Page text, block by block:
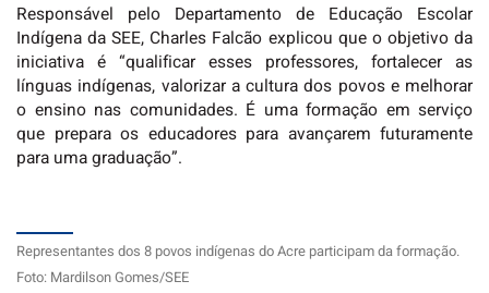
Responsável pelo Departamento de Educação Escolar
Indígena da SEE, Charles Falcão explicou que o objetivo da
iniciativa é “qualificar esses professores, fortalecer as
línguas indígenas, valorizar a cultura dos povos e melhorar
o ensino nas comunidades. É uma formação em serviço
que prepara os educadores para avançarem futuramente
para uma graduação”.
Representantes dos 8 povos indígenas do Acre participam da formação.
Foto: Mardilson Gomes/SEE